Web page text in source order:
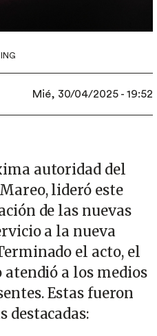
Mié, 30/04/2025 - 19:52
autoridad del
lideró este
de las nuevas
a la nueva
el acto, el
a los medios
Estas fueron
destacadas: